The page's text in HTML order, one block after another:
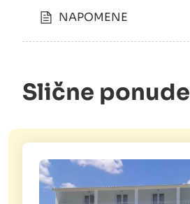
NAPOMENE
Slične ponude